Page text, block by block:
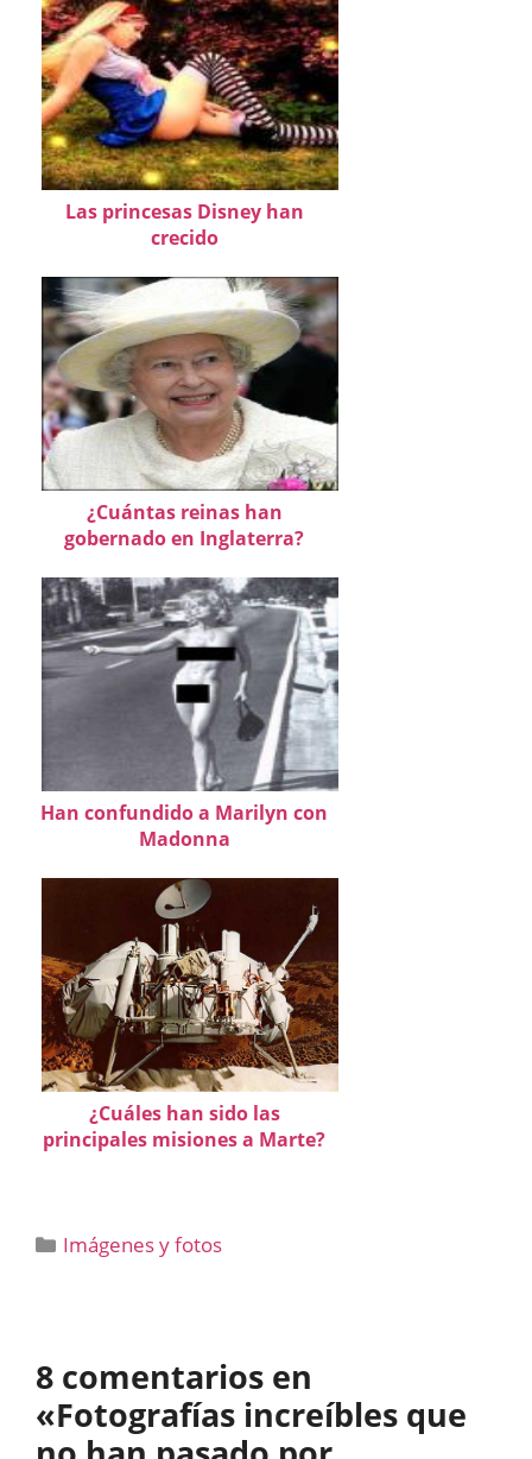
Las princesas Disney han
crecido
¿Cuántas reinas han
gobernado en Inglaterra?
Han confundido a Marilyn con
Madonna
¿Cuáles han sido las
principales misiones a Marte?
Categorías
Imágenes y fotos
8 comentarios en
«Fotografías increíbles que